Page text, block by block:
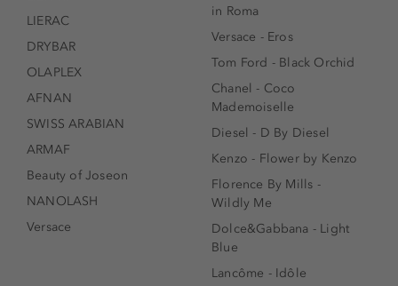
LIERAC
DRYBAR
OLAPLEX
AFNAN
SWISS ARABIAN
ARMAF
Beauty of Joseon
NANOLASH
Versace
in Roma
Versace - Eros
Tom Ford - Black Orchid
Chanel - Coco
Mademoiselle
Diesel - D By Diesel
Kenzo - Flower by Kenzo
Florence By Mills -
Wildly Me
Dolce&Gabbana - Light
Blue
Lancôme - Idôle